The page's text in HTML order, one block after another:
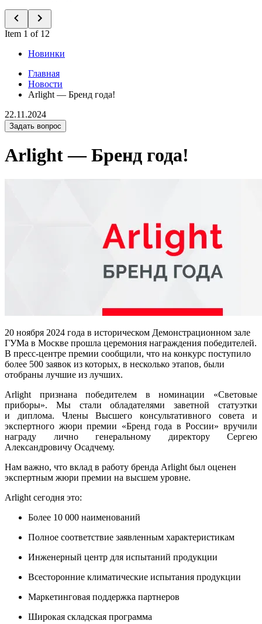
Item 1 of 12
Новинки
Главная
Новости
Arlight — Бренд года!
22.11.2024
Задать вопрос
Arlight — Бренд года!
20 ноября 2024 года в историческом Демонстрационном зале
ГУМа в Москве прошла церемония награждения победителей.
В пресс-центре премии сообщили, что на конкурс поступило
более 500 заявок из которых, в несколько этапов, были
отобраны лучшие из лучших.
Arlight признана победителем в номинации «Световые
приборы». Мы стали обладателями заветной статуэтки
и диплома. Члены Высшего консультативного совета и
экспертного жюри премии «Бренд года в России» вручили
награду лично генеральному директору Сергею
Александровичу Осадчему.
Нам важно, что вклад в работу бренда Arlight был оценен
экспертным жюри премии на высшем уровне.
Arlight сегодня это:
Более 10 000 наименований
Полное соответствие заявленным характеристикам
Инженерный центр для испытаний продукции
Всесторонние климатические испытания продукции
Маркетинговая поддержка партнеров
Широкая складская программа